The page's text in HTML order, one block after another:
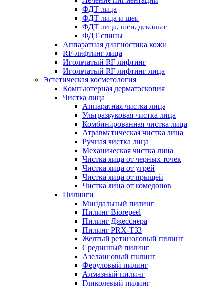
ФДТ лица
ФДТ лица и шеи
ФДТ лица, шеи, декольте
ФДТ спины
Аппаратная диагностика кожи
RF-лифтинг лица
Игольчатый RF лифтинг
Игольчатый RF лифтинг лица
Эстетическая косметология
Компьютерная дерматоскопия
Чистка лица
Аппаратная чистка лица
Ультразвуковая чистка лица
Комбинированная чистка лица
Атравматическая чистка лица
Ручная чистка лица
Механическая чистка лица
Чистка лица от черных точек
Чистка лица от угрей
Чистка лица от прыщей
Чистка лица от комедонов
Пилинги
Миндальный пилинг
Пилинг Biorepeel
Пилинг Джесснера
Пилинг PRX-T33
Желтый ретиноловый пилинг
Срединный пилинг
Азелаиновый пилинг
Феруловый пилинг
Алмазный пилинг
Гликолевый пилинг